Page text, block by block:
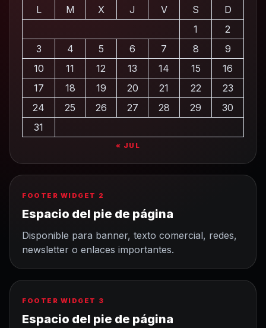
L
M X J V S
D
1
2
3
4 5 6 7 8
9
10
11 12 13 14 15
16
17
18 19 20 21 22
23
24
25 26 27 28 29
30
31
« JUL
FOOTER WIDGET 2
Espacio del pie de página
Disponible para banner, texto comercial, redes,
newsletter o enlaces importantes.
FOOTER WIDGET 3
Espacio del pie de página